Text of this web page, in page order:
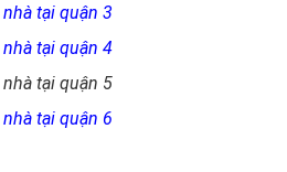
tại quận 3
tại quận 4
tại quận 5
tại quận 6